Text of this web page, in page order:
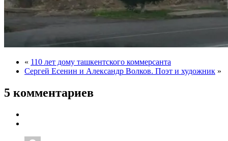
« 110 лет дому ташкентского коммерсанта
Сергей Есенин и Александр Волков. Поэт и художник »
5 комментариев